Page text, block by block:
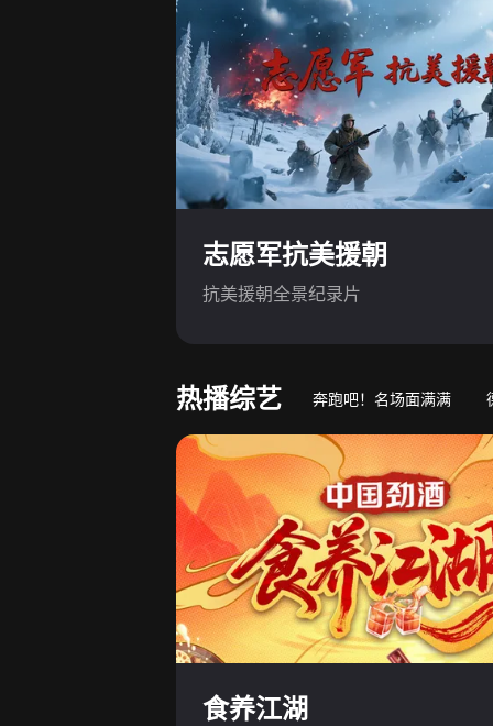
志愿军抗美援朝
抗美援朝全景纪录片
热播综艺 奔跑吧！名场面满满
食养江湖